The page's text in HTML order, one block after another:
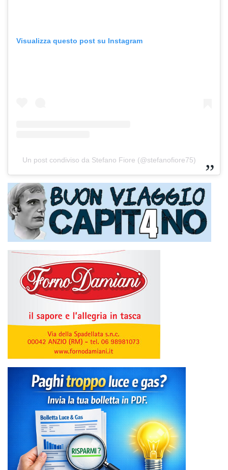
Visualizza questo post su Instagram
Un post condiviso da Stefano Fiore (@stefanofiore75)